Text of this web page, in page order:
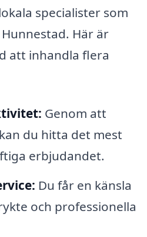
specialister som
Här är
att inhandla flera
Genom att
du hitta det mest
erbjudandet.
Du får en känsla
och professionella